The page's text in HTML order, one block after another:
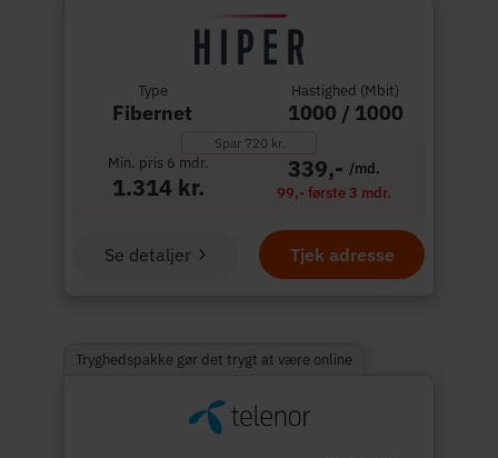
Type
Fibernet
Hastighed (Mbit)
1000 / 1000
Spar 720 kr.
Min. pris 6 mdr.
1.314 kr.
339,- /md.
99,- første 3 mdr.
Tjek adresse
Se detaljer
Tryghedspakke gør det trygt at være online